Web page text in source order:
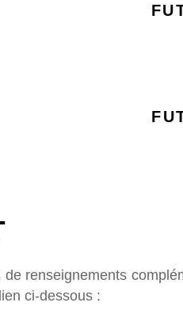
renseignements
ci-dessous :